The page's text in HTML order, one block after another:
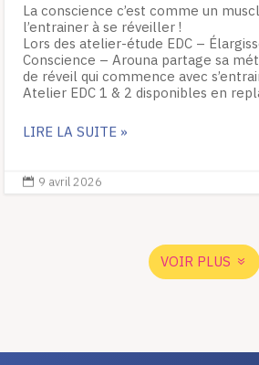
La conscience c’est comme un
l’entrainer à se réveiller !
Lors des atelier-étude EDC –
Conscience – Arouna partage sa
de réveil qui commence avec
Atelier EDC 1 & 2 disponibles en
LIRE LA SUITE »
 9 avril 2026
VOIR PLUS